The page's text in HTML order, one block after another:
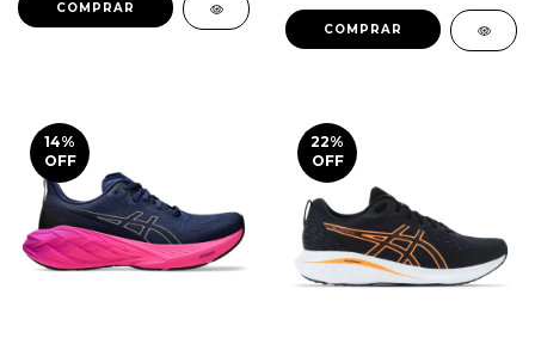
COMPRAR
COMPRAR
14%
OFF
22%
OFF